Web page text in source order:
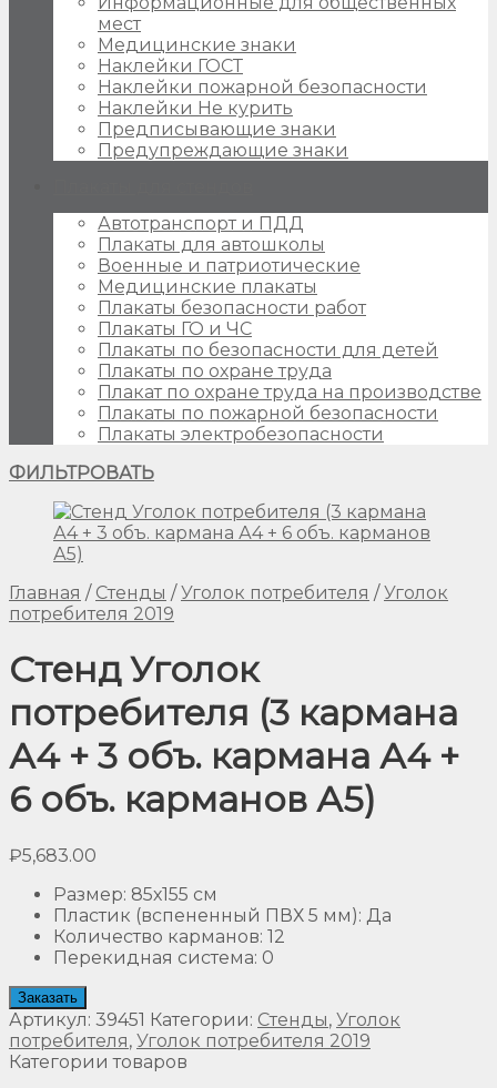
мест
Медицинские знаки
Наклейки ГОСТ
Наклейки пожарной безопасности
Наклейки Не курить
Предписывающие знаки
Предупреждающие знаки
Автотранспорт и ПДД
Плакаты для автошколы
Военные и патриотические
Медицинские плакаты
Плакаты безопасности работ
Плакаты ГО и ЧС
Плакаты по безопасности для детей
Плакаты по охране труда
Плакат по охране труда на производстве
Плакаты по пожарной безопасности
Плакаты электробезопасности
ФИЛЬТРОВАТЬ
Главная / Стенды / Уголок потребителя / Уголок
потребителя 2019
Стенд Уголок
потребителя (3 кармана
А4 + 3 объ. кармана А4 +
6 объ. карманов А5)
₽5,683.00
Размер: 85х155 см
Пластик (вспененный ПВХ 5 мм): Да
Количество карманов: 12
Перекидная система: 0
Заказать
Артикул: 39451 Категории: Стенды, Уголок
потребителя, Уголок потребителя 2019
Категории товаров